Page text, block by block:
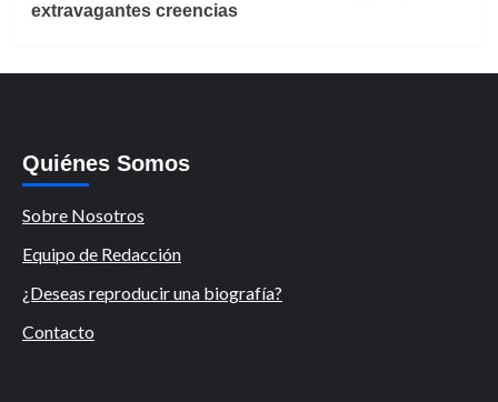
extravagantes creencias
Quiénes Somos
Sobre Nosotros
Equipo de Redacción
¿Deseas reproducir una biografía?
Contacto